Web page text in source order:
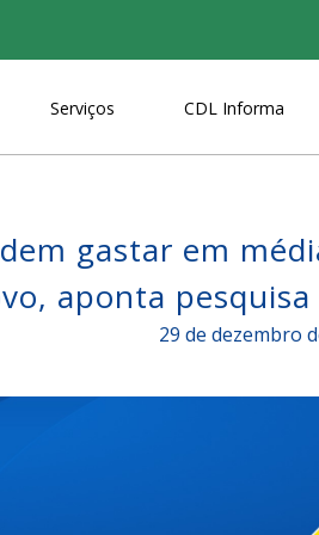
Serviços CDL Informa
gastar em
aponta pesquisa
29 de dezembro